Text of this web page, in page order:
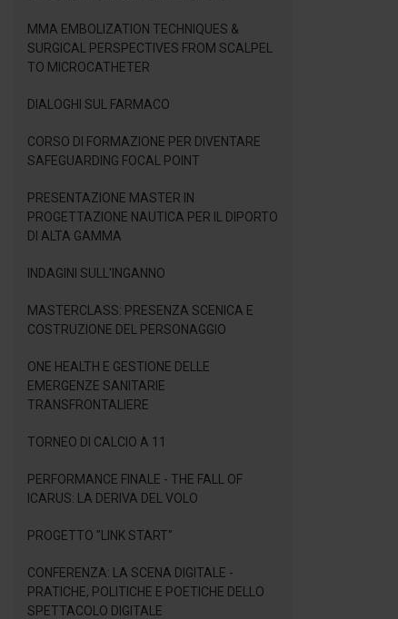
MMA EMBOLIZATION TECHNIQUES &
SURGICAL PERSPECTIVES FROM SCALPEL
TO MICROCATHETER
DIALOGHI SUL FARMACO
CORSO DI FORMAZIONE PER DIVENTARE
SAFEGUARDING FOCAL POINT
PRESENTAZIONE MASTER IN
PROGETTAZIONE NAUTICA PER IL DIPORTO
DI ALTA GAMMA
INDAGINI SULL'INGANNO
MASTERCLASS: PRESENZA SCENICA E
COSTRUZIONE DEL PERSONAGGIO
ONE HEALTH E GESTIONE DELLE
EMERGENZE SANITARIE
TRANSFRONTALIERE
TORNEO DI CALCIO A 11
PERFORMANCE FINALE - THE FALL OF
ICARUS: LA DERIVA DEL VOLO
PROGETTO "LINK START"
CONFERENZA: LA SCENA DIGITALE -
PRATICHE, POLITICHE E POETICHE DELLO
SPETTACOLO DIGITALE